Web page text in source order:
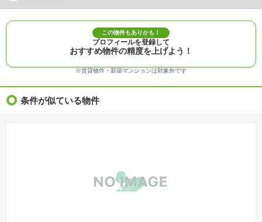
この物件もありかも！
プロフィールを登録して
おすすめ物件の精度を上げよう！
※賃貸物件・新築マンションは対象外です
条件が似ている物件